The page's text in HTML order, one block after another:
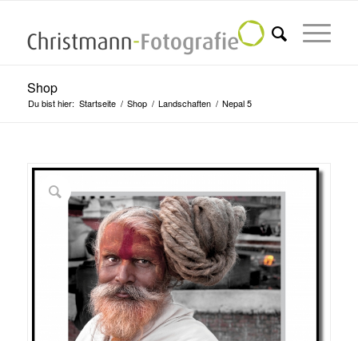
Shop
Du bist hier: Startseite / Shop / Landschaften / Nepal 5